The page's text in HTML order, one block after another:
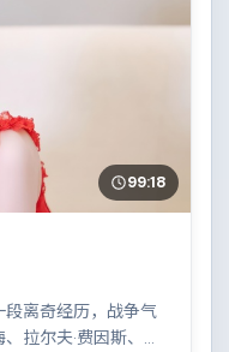
99:18
段离奇经历，战争气
拉尔夫·费因斯、汤